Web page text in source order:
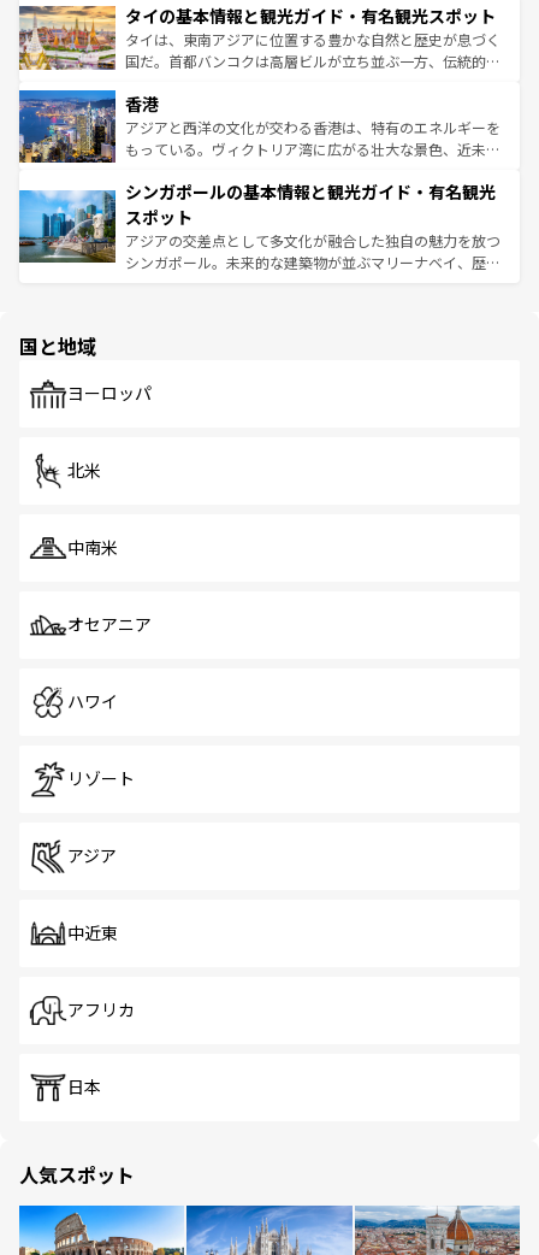
わってみてほしい。 なお、新着の韓国情報はコンテンツ一
覧 を参照してほしい。
急速な発展と共に伝統が息づく。ハノイの古い町並みやホ
ーチミン市のフランス統治時代の建物も、独特の雰囲気を
醸し出している。また、バラエティの豊かさとおいしさで
とつ。フォーやバインミー、ベトナムコーヒーなどは、ぜ
ひ現地で味わいたい。どの地域を訪れてもあたたかい人々
が旅行者を迎えてくれるので、きっと忘れられない旅にな
参照してほしい。
タイの基本情報と観光ガイド・有名観光スポット
タイは、東南アジアに位置する豊かな自然と歴史が息づく
国だ。首都バンコクは高層ビルが立ち並ぶ一方、伝統的な
の活気が交差している。北部ではチェンマイなどの山岳地
帯で自然と触れ合い、南部ではプーケットやクラビの美し
いビーチでリゾート気分を楽しむことができる。タイ料理
激する。気候は一年中温暖で、どの季節にも異なる楽しみ
が待っている。親しみやすいタイの人々、仏教を中心とし
た文化、そして多様な観光資源が、訪れる旅人を魅了し続
ける。 なお、新着のタイ情報はコンテンツ一覧を参照して
香港
アジアと西洋の文化が交わる香港は、特有のエネルギーを
もっている。ヴィクトリア湾に広がる壮大な景色、近未来
み、どこを訪れても感動するはず。観光スポットが密集し
ており、効率よく見どころを回れるのも魅力。息をのむよ
うな絶景から文化的な体験まで、香港を存分に楽しみ尽く
そう。 なお、新着の香港情報はコンテンツ一覧を参照して
シンガポールの基本情報と観光ガイド・有名観光
スポット
アジアの交差点として多文化が融合した独自の魅力を放つ
シンガポール。未来的な建築物が並ぶマリーナベイ、歴史
で、ホーカーズは地元の風情を楽しめる外せないスポット
国と地域
ヨーロッパ
北米
中南米
オセアニア
ハワイ
リゾート
アジア
中近東
アフリカ
日本
人気スポット